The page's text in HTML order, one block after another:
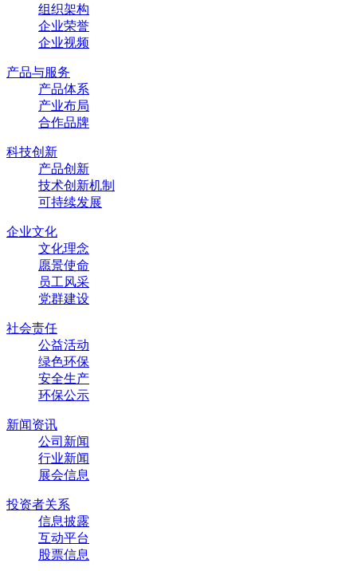
组织架构
企业荣誉
企业视频
产品与服务
产品体系
产业布局
合作品牌
科技创新
产品创新
技术创新机制
可持续发展
企业文化
文化理念
愿景使命
员工风采
党群建设
社会责任
公益活动
绿色环保
安全生产
环保公示
新闻资讯
公司新闻
行业新闻
展会信息
投资者关系
信息披露
互动平台
股票信息